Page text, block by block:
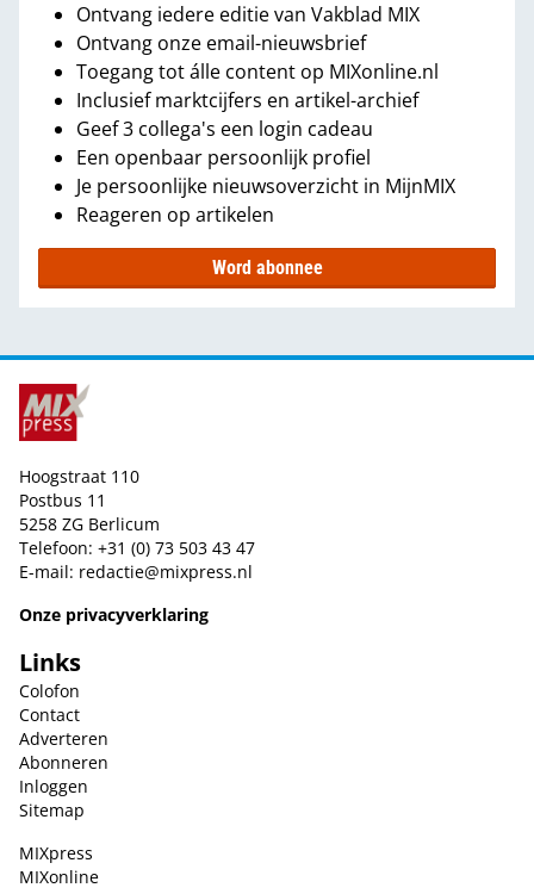
Ontvang iedere editie van Vakblad MIX
Ontvang onze email-nieuwsbrief
Toegang tot álle content op MIXonline.nl
Inclusief marktcijfers en artikel-archief
Geef 3 collega's een login cadeau
Een openbaar persoonlijk profiel
Je persoonlijke nieuwsoverzicht in MijnMIX
Reageren op artikelen
Word abonnee
Hoogstraat 110
Postbus 11
5258 ZG Berlicum
Telefoon: +31 (0) 73 503 43 47
E-mail: redactie@mixpress.nl
Onze privacyverklaring
Links
Colofon
Contact
Adverteren
Abonneren
Inloggen
Sitemap
MIXpress
MIXonline